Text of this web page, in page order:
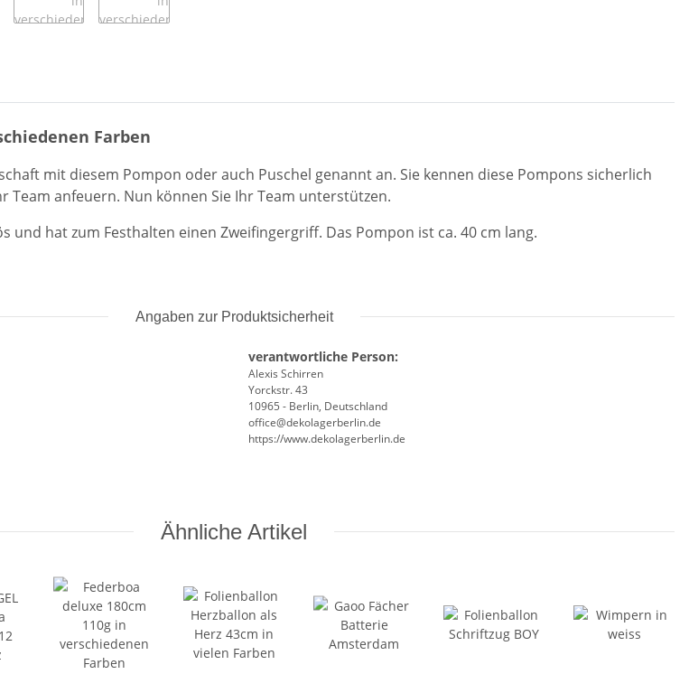
Farben
mit diesem Pompon oder auch Puschel genannt an. Sie kennen diese Pompons sicherlich
Team anfeuern. Nun können Sie Ihr Team unterstützen.
und hat zum Festhalten einen Zweifingergriff. Das Pompon ist ca. 40 cm lang.
Angaben zur Produktsicherheit
verantwortliche Person:
Alexis Schirren
Yorckstr. 43
10965 - Berlin, Deutschland
office@dekolagerberlin.de
https://www.dekolagerberlin.de
Ähnliche Artikel